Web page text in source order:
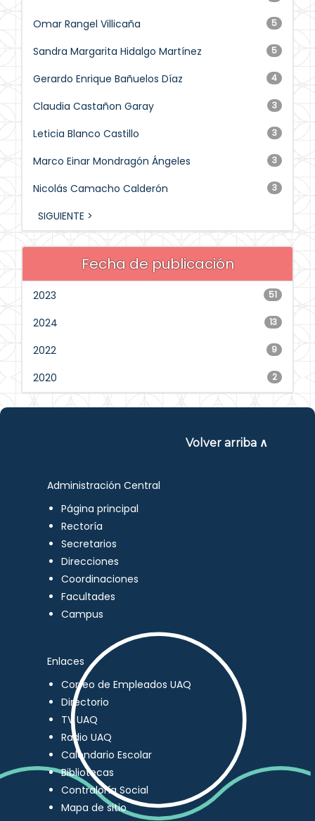
5
Omar Rangel Villicaña
5
Sandra Margarita Hidalgo Martínez
4
Gerardo Enrique Bañuelos Díaz
3
Claudia Castañon Garay
3
Leticia Blanco Castillo
3
Marco Einar Mondragón Ángeles
3
Nicolás Camacho Calderón
SIGUIENTE >
Fecha de publicación
51
2023
13
2024
9
2022
2
2020
Volver arriba ∧
Administración Central
Página principal
Rectoría
Secretarios
Direcciones
Coordinaciones
Facultades
Campus
Enlaces
Correo de Empleados UAQ
Directorio
TV UAQ
Radio UAQ
Calendario Escolar
Bibliotecas
Contraloría Social
Mapa de sitio